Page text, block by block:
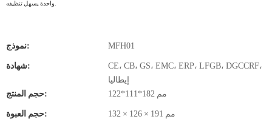
نموذج: MFH01
شهادة:
CE، CB، GS، EMC، ERP، LFGB، DGCCRF،
إيطاليا
حجم المنتج:
122*111*182 مم
حجم العبوة: 132 × 126 × 191 مم